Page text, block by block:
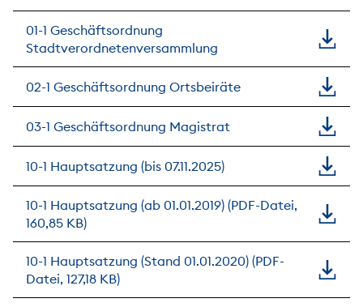
01-1 Geschäftsordnung
Stadtverordnetenversammlung
02-1 Geschäftsordnung Ortsbeiräte
03-1 Geschäftsordnung Magistrat
10-1 Hauptsatzung (bis 07.11.2025)
10-1 Hauptsatzung (ab 01.01.2019) (PDF-Datei,
160,85 KB)
10-1 Hauptsatzung (Stand 01.01.2020) (PDF-
Datei, 127,18 KB)